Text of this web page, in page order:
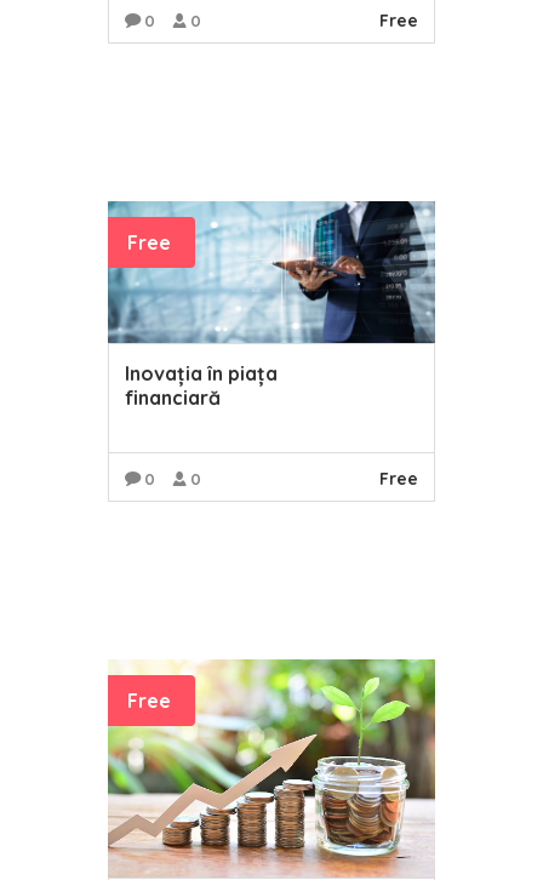
0 0 Free
Free
Inovația în piața
financiară
0 0 Free
Free